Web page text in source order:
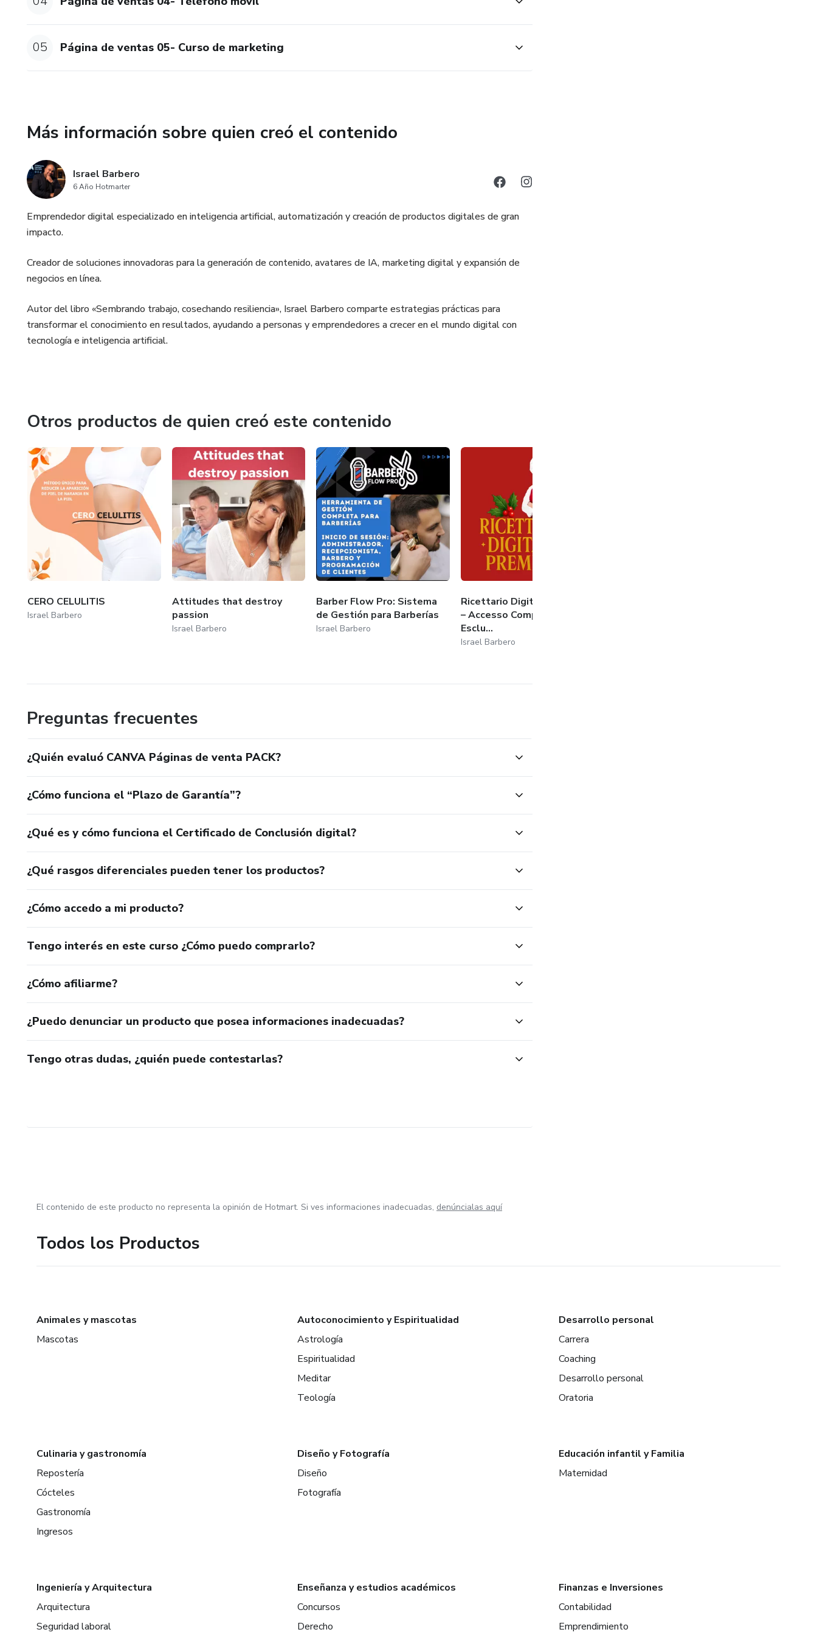
05 Página de ventas 05- Curso de marketing
Más información sobre quien creó el contenido
Israel Barbero
6 Año Hotmarter
Emprendedor digital especializado en inteligencia artificial, automatización y creación de productos digitales de gran
impacto.
Creador de soluciones innovadoras para la generación de contenido, avatares de IA, marketing digital y expansión de
negocios en línea.
Autor del libro «Sembrando trabajo, cosechando resiliencia», Israel Barbero comparte estrategias prácticas para
transformar el conocimiento en resultados, ayudando a personas y emprendedores a crecer en el mundo digital con
tecnología e inteligencia artificial.
Otros productos de quien creó este contenido
CERO CELULITIS
Israel Barbero
Attitudes that destroy
passion
Israel Barbero
Barber Flow Pro: Sistema
de Gestión para Barberías
Israel Barbero
Ricettario Digitale Premium
– Accesso Completo all’App
Esclu...
Israel Barbero
Preguntas frecuentes
¿Quién evaluó CANVA Páginas de venta PACK?
¿Cómo funciona el “Plazo de Garantía”?
¿Qué es y cómo funciona el Certificado de Conclusión digital?
¿Qué rasgos diferenciales pueden tener los productos?
¿Cómo accedo a mi producto?
Tengo interés en este curso ¿Cómo puedo comprarlo?
¿Cómo afiliarme?
¿Puedo denunciar un producto que posea informaciones inadecuadas?
Tengo otras dudas, ¿quién puede contestarlas?
El contenido de este producto no representa la opinión de Hotmart. Si ves informaciones inadecuadas, denúncialas aquí
Todos los Productos
Animales y mascotas
Mascotas
Autoconocimiento y Espiritualidad
Astrología
Espiritualidad
Meditar
Teología
Desarrollo personal
Carrera
Coaching
Desarrollo personal
Oratoria
Culinaria y gastronomía
Repostería
Cócteles
Gastronomía
Ingresos
Diseño y Fotografía
Diseño
Fotografía
Educación infantil y Familia
Maternidad
Ingeniería y Arquitectura
Arquitectura
Seguridad laboral
Enseñanza y estudios académicos
Concursos
Derecho
Finanzas e Inversiones
Contabilidad
Emprendimiento